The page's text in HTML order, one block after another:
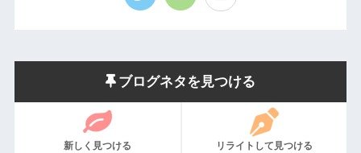
ブログネタを見つける
新しく見つける リライトして見つける